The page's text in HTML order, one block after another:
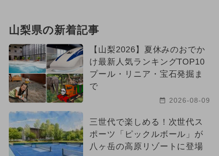
山梨県の新着記事
【山梨2026】夏休みのおでか
け最新人気ランキングTOP10
プール・リニア・宝石発掘ま
で
2026-08-09
三世代で楽しめる！次世代ス
ポーツ「ピックルボール」が
八ヶ岳の高原リゾートに登場